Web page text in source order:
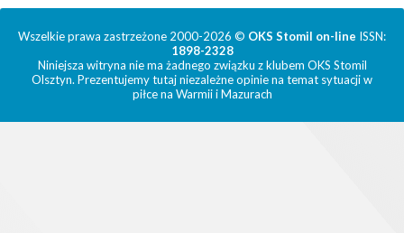
Wszelkie prawa zastrzeżone 2000-2026 © OKS Stomil on-line ISSN:
1898-2328
Niniejsza witryna nie ma żadnego związku z klubem OKS Stomil
Olsztyn. Prezentujemy tutaj niezależne opinie na temat sytuacji w
piłce na Warmii i Mazurach